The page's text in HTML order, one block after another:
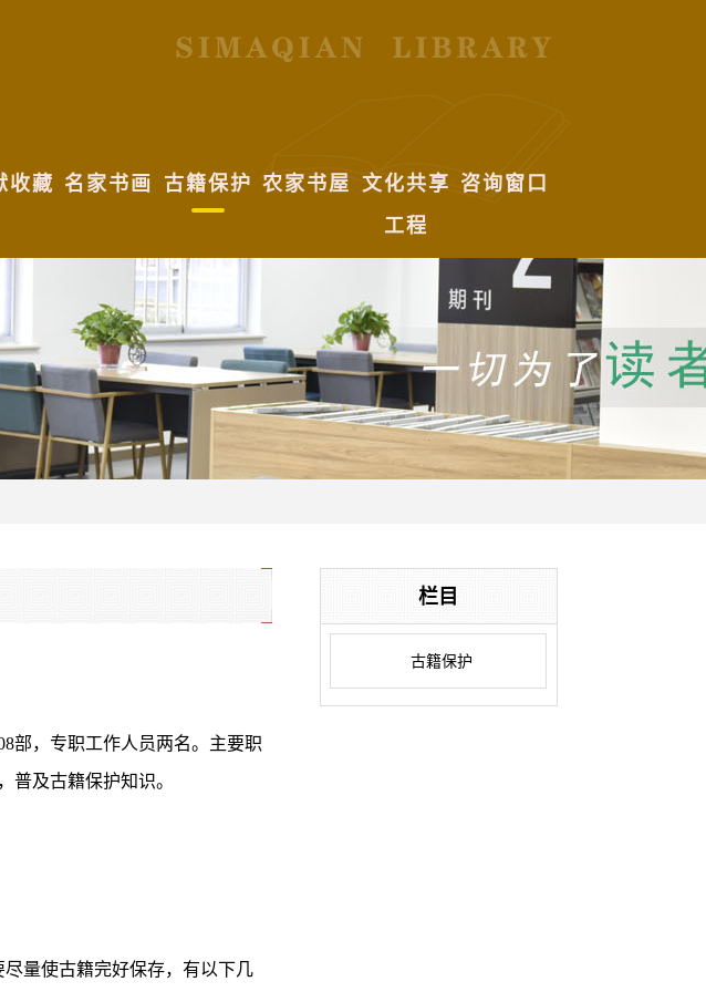
收藏 名家书画 古籍保护 农家书屋 文化共享
工程
咨询窗口
部，专职工作人员两名。主要职
普及古籍保护知识。
量使古籍完好保存，有以下几
栏目
古籍保护